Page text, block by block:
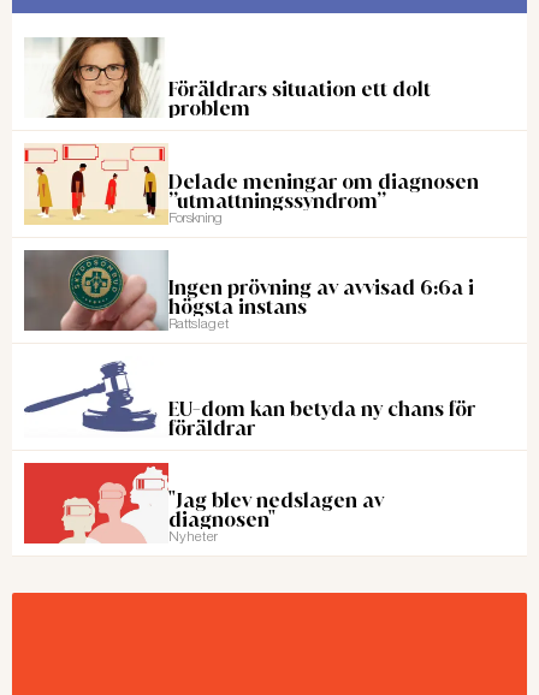
Föräldrars situation ett dolt
problem
Delade meningar om diagnosen
”utmattningssyndrom”
Forskning
Ingen prövning av avvisad 6:6a i
högsta instans
Rattslaget
EU-dom kan betyda ny chans för
föräldrar
"Jag blev nedslagen av
diagnosen"
Nyheter